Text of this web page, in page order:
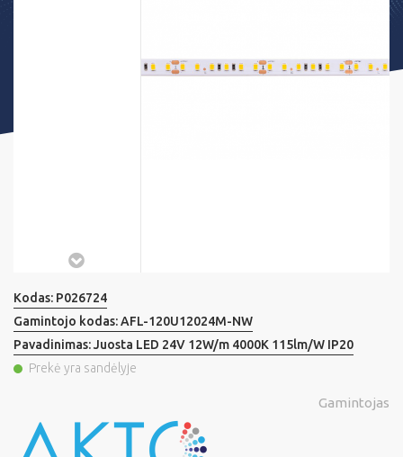
Kodas: P026724
Gamintojo kodas:AFL-120U12024M-NW
Pavadinimas:Juosta LED 24V 12W/m 4000K 115lm/W IP20
Prekė yra sandėlyje
Gamintojas